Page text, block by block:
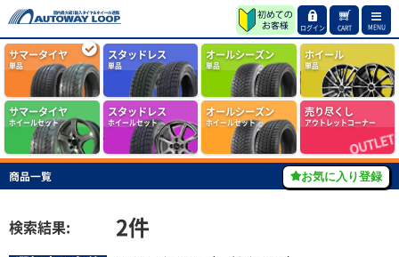
ログイン CART MENU
サマータイヤ
単品
スタッドレス
単品
オールシーズン
単品
ホイール
単品
サマータイヤ
ホイールセット
スタッドレス
ホイールセット
オールシーズン
ホイールセット
売り尽くし
アウトレットコーナー
商品一覧
検索結果: 2件
お気に入り登録